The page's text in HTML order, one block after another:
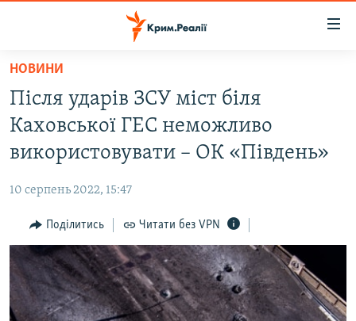
Перейти
основного
матеріалу
до
основної
навігації
Перейти
до
пошуку
ВОДА.КРИМ
БЛОГИ
ПОГЛЯД
ІНТЕРВ'Ю
ВСЕ ЗА ДЕНЬ
СПЕЦПРОЕКТИ
НОВИНИ
Після ударів ЗСУ міст біля
Каховської ГЕС неможливо
використовувати – ОК «Південь»
10 серпень 2022, 15:47
Поділитись Читати без VPN